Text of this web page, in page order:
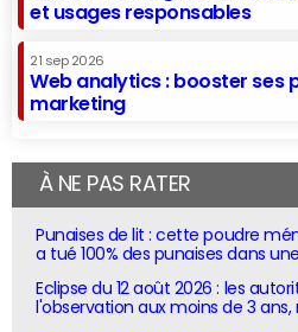
et usages responsables
21 sep 2026
Web analytics : booster ses
marketing
À NE PAS RATER
Punaises de lit : cette poudre
a tué 100% des punaises dans
Eclipse du 12 août 2026 : les
l'observation aux moins de 3